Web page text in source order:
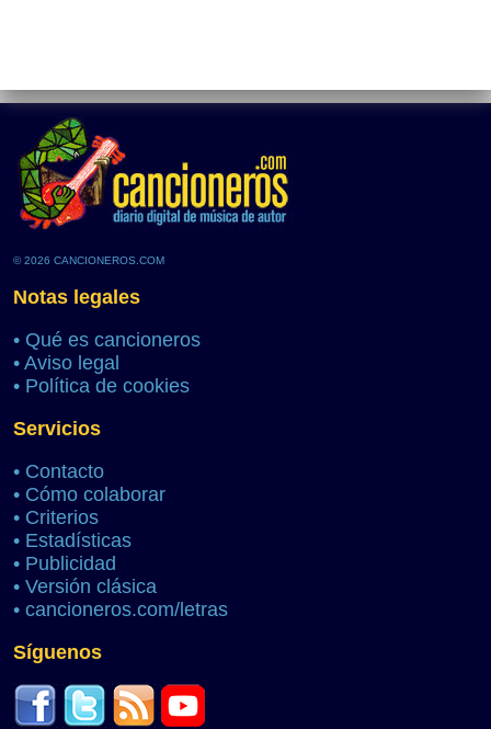
© 2026 CANCIONEROS.COM
Notas legales
• Qué es cancioneros
• Aviso legal
• Política de cookies
Servicios
• Contacto
• Cómo colaborar
• Criterios
• Estadísticas
• Publicidad
• Versión clásica
• cancioneros.com/letras
Síguenos